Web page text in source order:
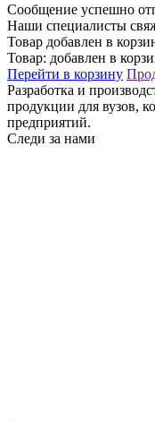
Сообщение успешно
Наши специалисты
Товар добавлен в
Товар: добавлен в
Перейти в корзину
Разработка и
продукции для вузов,
предприятий.
Следи за нами